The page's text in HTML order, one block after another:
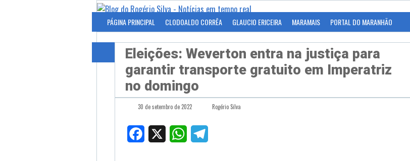
PÁGINA PRINCIPAL CLODOALDO CORRÊA GLAUCIO ERICEIRA MARAMAIS PORTAL DO MARANHÃO
Eleições: Weverton entra na justiça para
garantir transporte gratuito em Imperatriz
no domingo
30 de setembro de 2022 Rogério Silva
Facebook WhatsApp